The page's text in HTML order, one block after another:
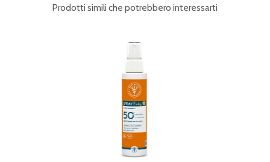
Prodotti simili che potrebbero interessarti